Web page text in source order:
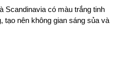
Scandinavia có màu trắng tinh
tạo nên không gian sáng sủa và